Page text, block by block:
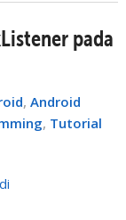
pada
, Android
, Tutorial